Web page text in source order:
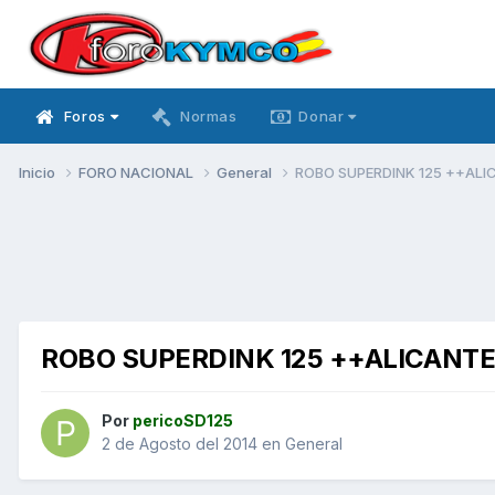
Foros Normas Donar
Inicio FORO NACIONAL General ROBO SUPERDINK 125
ROBO SUPERDINK 125
Por pericoSD125
2 de Agosto del 2014 en General